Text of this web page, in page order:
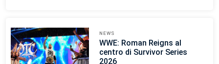
NEWS
WWE: Roman Reigns al
centro di Survivor Series
2026